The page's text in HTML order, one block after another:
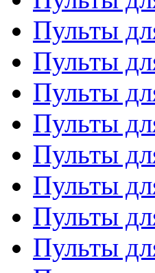
Пульты
Пульты
Пульты
Пульты
Пульты
Пульты
Пульты
Пульты